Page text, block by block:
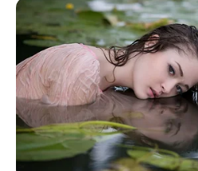
INSPIRASI
Tampak Natural,
Dinding Batu
Ruangan